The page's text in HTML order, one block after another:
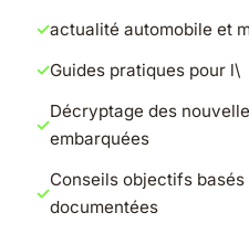
actualité automobile et
Guides pratiques pour l\
Décryptage des
embarquées
Conseils objectifs
documentées